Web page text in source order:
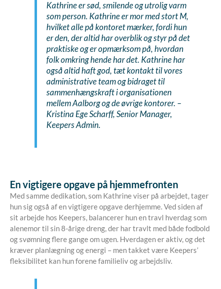
Kathrine er sød, smilende og utrolig varm
som person. Kathrine er mor med stort M,
hvilket alle på kontoret mærker, fordi hun
er den, der altid har overblik og styr på det
praktiske og er opmærksom på, hvordan
folk omkring hende har det. Kathrine har
også altid haft god, tæt kontakt til vores
administrative team og bidraget til
sammenhængskraft i organisationen
mellem Aalborg og de øvrige kontorer. –
Kristina Ege Scharff, Senior Manager,
Keepers Admin.
En vigtigere opgave på hjemmefronten
Med samme dedikation, som Kathrine viser på arbejdet, tager
hun sig også af en vigtigere opgave derhjemme. Ved siden af
sit arbejde hos Keepers, balancerer hun en travl hverdag som
alenemor til sin 8-årige dreng, der har travlt med både fodbold
og svømning flere gange om ugen. Hverdagen er aktiv, og det
kræver planlægning og energi – men takket være Keepers’
fleksibilitet kan hun forene familieliv og arbejdsliv.